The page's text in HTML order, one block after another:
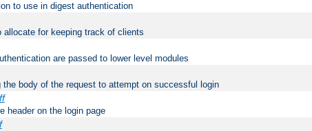
to use in digest authentication
for keeping track of clients
are passed to lower level modules
body of the request to attempt on successful login
header on the login page